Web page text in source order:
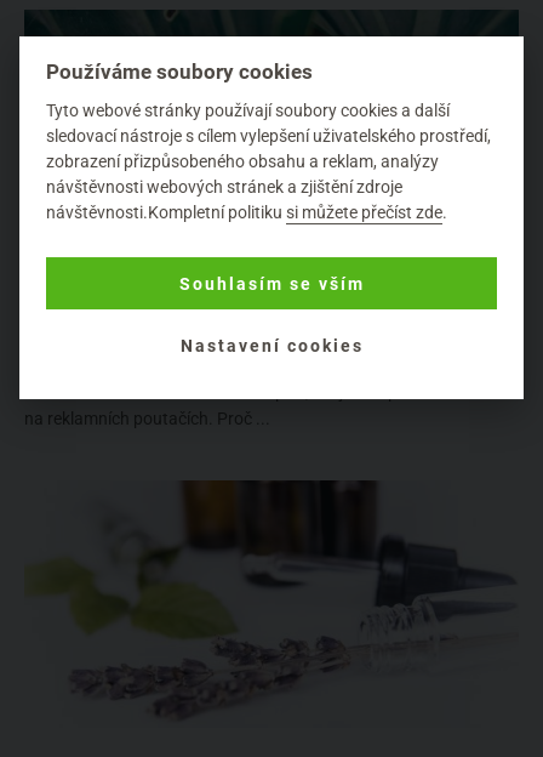
na reklamních poutačích. Proč ...
Používáme soubory cookies
Tyto webové stránky používají soubory cookies a další
sledovací nástroje s cílem vylepšení uživatelského prostředí,
zobrazení přizpůsobeného obsahu a reklam, analýzy
návštěvnosti webových stránek a zjištění zdroje
návštěvnosti.Kompletní politikusi můžete přečíst zde.
Souhlasím se vším
Nastavení cookies